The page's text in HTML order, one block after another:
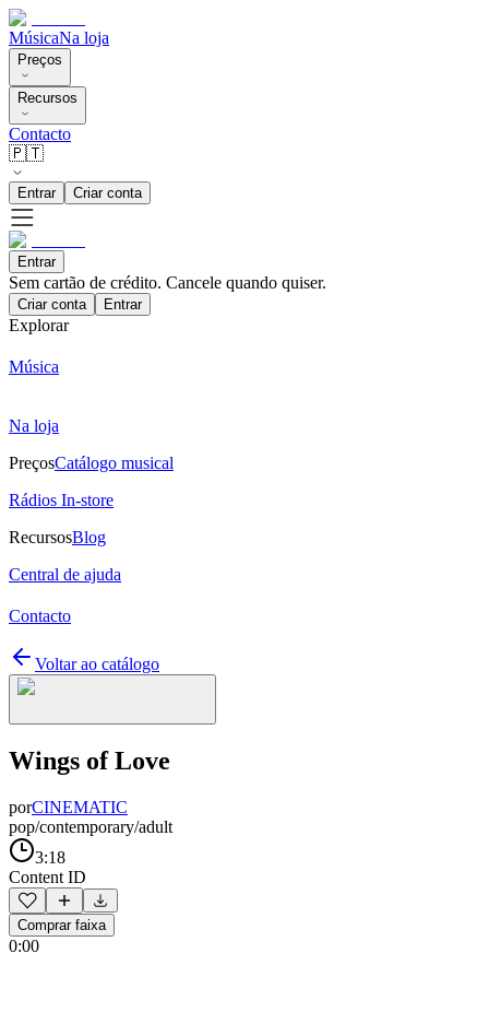
MúsicaNa loja
Preços
Recursos
Contacto
🇵🇹
Entrar Criar conta
Entrar
Sem cartão de crédito. Cancele quando quiser.
Criar conta Entrar
Explorar
Música
Na loja
PreçosCatálogo musical
Rádios In-store
RecursosBlog
Central de ajuda
Contacto
Voltar ao catálogo
Wings of Love
porCINEMATIC
pop/contemporary/adult
3:18
Content ID
Comprar faixa
0:00